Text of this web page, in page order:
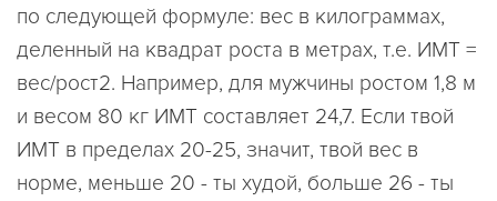
по следующей формуле: вес в килограммах,
деленный на квадрат роста в метрах, т.е. ИМТ =
вес/рост2. Например, для мужчины ростом 1,8 м
и весом 80 кг ИМТ составляет 24,7. Если твой
ИМТ в пределах 20-25, значит, твой вес в
норме, меньше 20 - ты худой, больше 26 - ты